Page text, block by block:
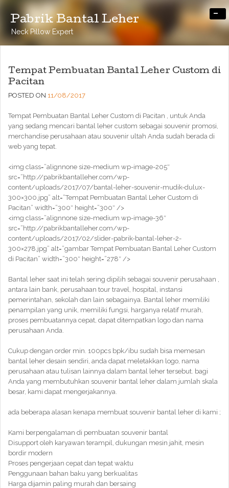
Pabrik Bantal Leher
Neck Pillow Expert
-
Tempat Pembuatan Bantal Leher Custom di
Pacitan
POSTED ON 11/08/2017
Tempat Pembuatan Bantal Leher Custom di Pacitan , untuk Anda
yang sedang mencari bantal leher custom sebagai souvenir promosi,
merchandise perusahaan atau souvenir ultah Anda sudah berada di
web yang tepat.
<img class=”alignnone size-medium wp-image-205″
src=”http://pabrikbantalleher.com/wp-
content/uploads/2017/07/bantal-leher-souvenir-mudik-dulux-
300×300.jpg” alt=”Tempat Pembuatan Bantal Leher Custom di
Pacitan” width=”300″ height=”300″ />
<img class=”alignnone size-medium wp-image-36″
src=”http://pabrikbantalleher.com/wp-
content/uploads/2017/02/slider-pabrik-bantal-leher-2-
300×278.jpg” alt=”gambar Tempat Pembuatan Bantal Leher Custom
di Pacitan” width=”300″ height=”278″ />
Bantal leher saat ini telah sering dipilih sebagai souvenir perusahaan ,
antara lain bank, perusahaan tour travel, hospital, instansi
pemerintahan, sekolah dan lain sebagainya. Bantal leher memiliki
penampilan yang unik, memiliki fungsi, harganya relatif murah,
proses pembuatannya cepat, dapat ditempatkan logo dan nama
perusahaan Anda.
Cukup dengan order min. 100pcs bpk/ibu sudah bisa memesan
bantal leher desain sendiri, anda dapat meletakkan logo, nama
perusahaan atau tulisan lainnya dalam bantal leher tersebut. bagi
Anda yang membutuhkan souvenir bantal leher dalam jumlah skala
besar, kami dapat mengerjakannya.
ada beberapa alasan kenapa membuat souvenir bantal leher di kami ;
Kami berpengalaman di pembuatan souvenir bantal
Disupport oleh karyawan terampil, dukungan mesin jahit, mesin
bordir modern
Proses pengerjaan cepat dan tepat waktu
Penggunaan bahan baku yang berkualitas
Harga dijamin paling murah dan bersaing